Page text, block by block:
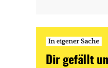
In eigener Sache
Dir gefällt